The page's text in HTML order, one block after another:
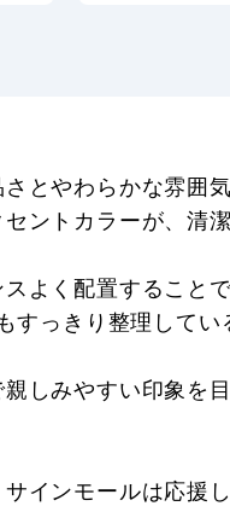
とやわらかな雰囲
ントカラーが、清
よく配置すること
すっきり整理して
しみやすい印象
インモールは応援